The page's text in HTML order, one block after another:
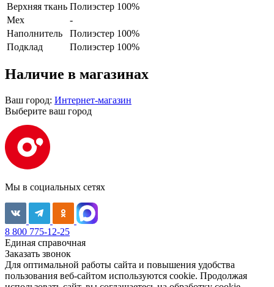
Верхняя ткань Полиэстер 100%
Мех
-
Наполнитель
Полиэстер 100%
Подклад
Полиэстер 100%
Наличие в магазинах
Ваш город: Интернет-магазин
Выберите ваш город
Мы в социальных сетях
8 800 775-12-25
Единая справочная
Заказать звонок
Для оптимальной работы сайта и повышения удобства
пользования веб-сайтом используются cookie. Продолжая